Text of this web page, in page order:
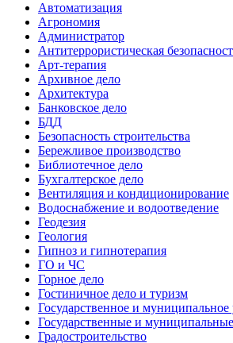
Автоматизация
Агрономия
Администратор
Антитеррористическая
Арт-терапия
Архивное дело
Архитектура
Банковское дело
БДД
Безопасность строительства
Бережливое производство
Библиотечное дело
Бухгалтерское дело
Вентиляция и кондиционирование
Водоснабжение и водоотведение
Геодезия
Геология
Гипноз и гипнотерапия
ГО и ЧС
Горное дело
Гостиничное дело и туризм
Государственное и муниципальное
Государственные и
Градостроительство